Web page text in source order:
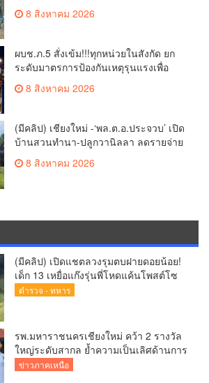
8 สิงหาคม 2026
ผบช.ภ.5 สั่งเข้ม!!!ทุกหน่วยในสังกัด ยก
ระดับมาตรการป้องกันเหตุรุนแรงเพื่อ
ความปลอดภัยของประชาชนและสถาน
ศึกษา8 สิงหาคม 2026
(มีคลิป) เชียงใหม่ -‘พล.ต.อ.ประจวบ’ เปิด
บ้านสวนทำนา-ปลูกวานิลลา ลดรายจ่าย
แจกผู้ใต้บังคับบัญชา
8 สิงหาคม 2026
(มีคลิป) เปิดแชตลวงรุมตบฝายดอยน้อย!
เด็ก 13 เหยื่อแก๊งรุ่นพี่โหดแค้นโพสต์โซ
เชียล พ่อ-ย่าลั่นฟ้องเอาผิดถึงที่สุด
ตำรวจ - ทหาร
รพ.มหาราชนครเชียงใหม่ คว้า 2 รางวัล
ใหญ่ระดับสากล ย้ำความเป็นเลิศด้านการ
ดูแลผู้ป่วยโรคหลอดเลือดสมอง
ข่าวภาคเหนือ